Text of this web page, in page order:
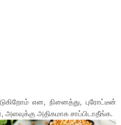
என, நினைத்து, புரோட்டீன்
அதிகமாக சாப்பிடாதீங்க.